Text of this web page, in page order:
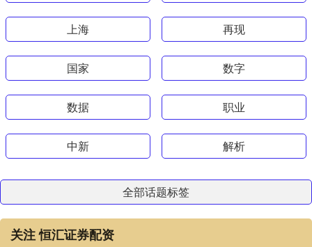
上海 再现
国家 数字
数据 职业
中新 解析
全部话题标签
关注 恒汇证券配资